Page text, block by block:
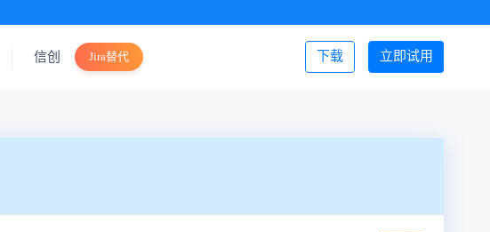
立即试用
下载
信创 Jira替代 登录/注册